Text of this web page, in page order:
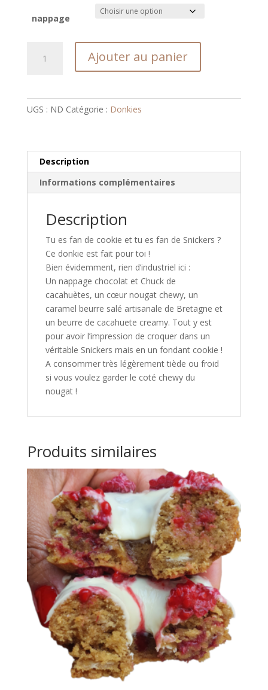
nappage
Ajouter au panier
UGS : ND Catégorie : Donkies
Description
Informations complémentaires
Description
Tu es fan de cookie et tu es fan de Snickers ?
Ce donkie est fait pour toi !
Bien évidemment, rien d’industriel ici :
Un nappage chocolat et Chuck de
cacahuètes, un cœur nougat chewy, un
caramel beurre salé artisanale de Bretagne et
un beurre de cacahuete creamy. Tout y est
pour avoir l’impression de croquer dans un
véritable Snickers mais en un fondant cookie !
A consommer très légèrement tiède ou froid
si vous voulez garder le coté chewy du
nougat !
Produits similaires